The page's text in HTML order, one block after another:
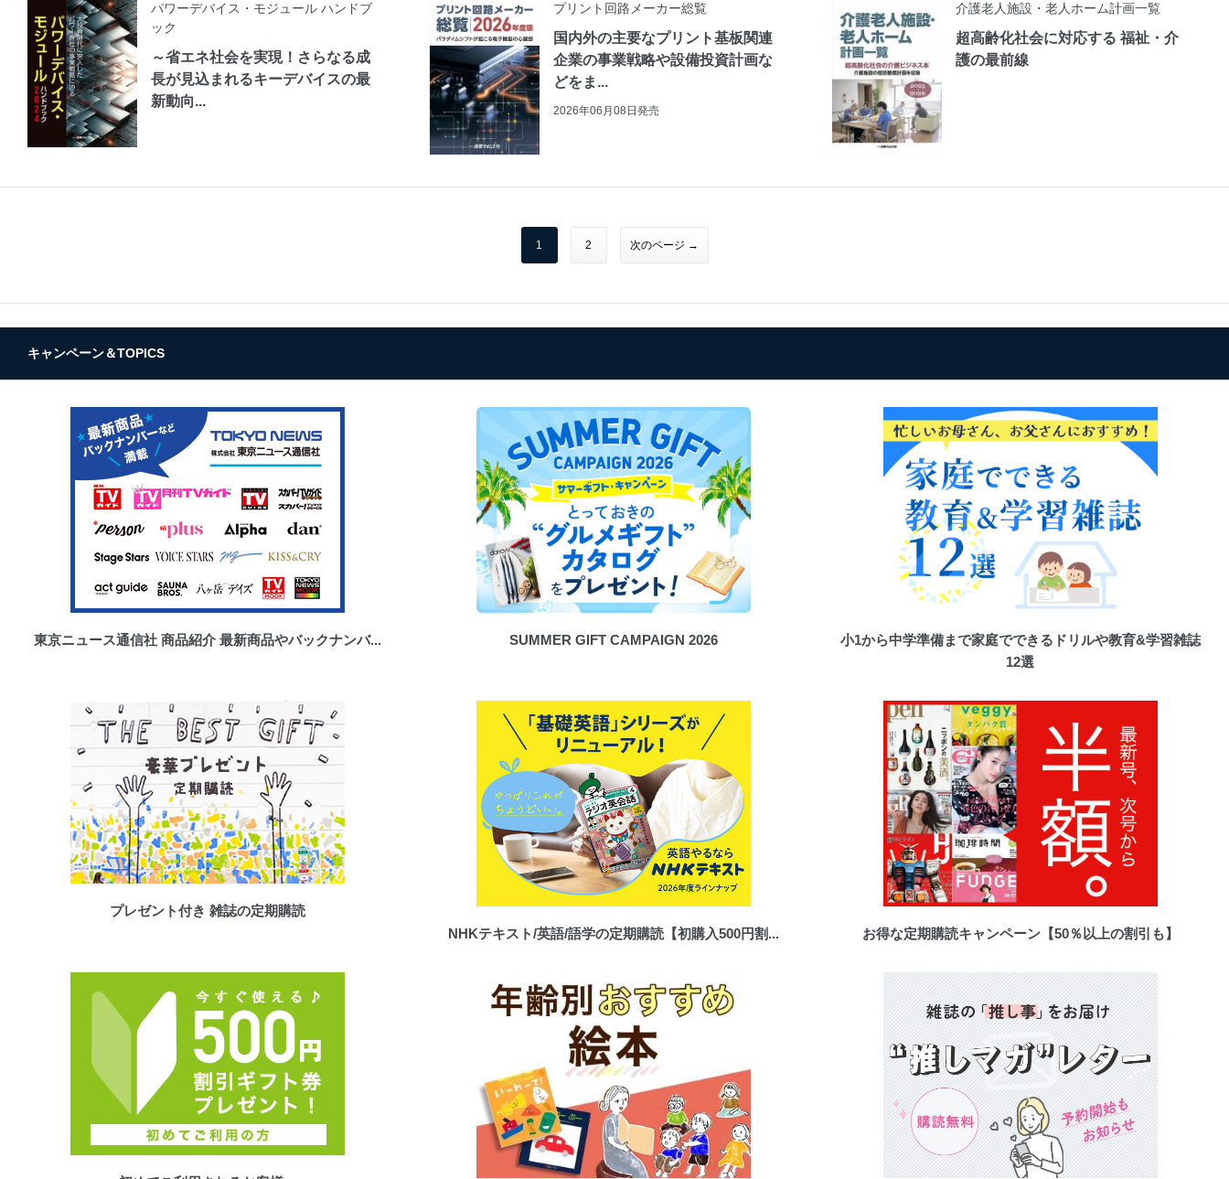
パワーデバイス・モジュール ハンドブ
ック
～省エネ社会を実現！さらなる成
長が見込まれるキーデバイスの最
新動向...
プリント回路メーカー総覧
国内外の主要なプリント基板関連
企業の事業戦略や設備投資計画な
どをま...
2026年06月08日発売
介護老人施設・老人ホーム計画一覧
超高齢化社会に対応する 福祉・介
護の最前線
1 2 次のページ →
キャンペーン＆TOPICS
東京ニュース通信社 商品紹介 最新商品やバックナンバ... SUMMER GIFT CAMPAIGN 2026
小1から中学準備まで家庭でできるドリルや教育&学習雑誌
12選
プレゼント付き 雑誌の定期購読
NHKテキスト/英語/語学の定期購読【初購入500円割...
お得な定期購読キャンペーン【50％以上の割引も】